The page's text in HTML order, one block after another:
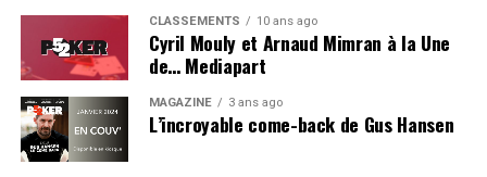
CLASSEMENTS 10 ans ago
Cyril Mouly et Arnaud Mimran à la Une
de… Mediapart
MAGAZINE 3 ans ago
L’incroyable come-back de Gus Hansen